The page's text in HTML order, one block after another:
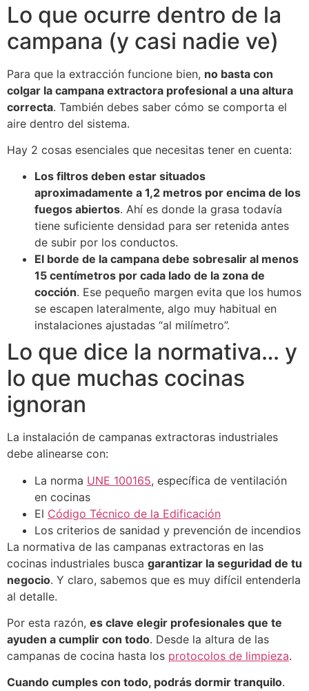
Lo que ocurre dentro de la
campana (y casi nadie ve)
Para que la extracción funcione bien, no basta con
colgar la campana extractora profesional a una altura
correcta. También debes saber cómo se comporta el
aire dentro del sistema.
Hay 2 cosas esenciales que necesitas tener en cuenta:
Los filtros deben estar situados
aproximadamente a 1,2 metros por encima de los
fuegos abiertos. Ahí es donde la grasa todavía
tiene suficiente densidad para ser retenida antes
de subir por los conductos.
El borde de la campana debe sobresalir al menos
15 centímetros por cada lado de la zona de
cocción. Ese pequeño margen evita que los humos
se escapen lateralmente, algo muy habitual en
instalaciones ajustadas “al milímetro”.
Lo que dice la normativa… y
lo que muchas cocinas
ignoran
La instalación de campanas extractoras industriales
debe alinearse con:
La norma UNE 100165, específica de ventilación
en cocinas
El Código Técnico de la Edificación
Los criterios de sanidad y prevención de incendios
La normativa de las campanas extractoras en las
cocinas industriales busca garantizar la seguridad de tu
negocio. Y claro, sabemos que es muy difícil entenderla
al detalle.
Por esta razón, es clave elegir profesionales que te
ayuden a cumplir con todo. Desde la altura de las
campanas de cocina hasta los protocolos de limpieza.
Cuando cumples con todo, podrás dormir tranquilo.